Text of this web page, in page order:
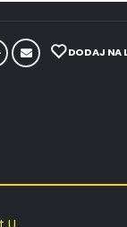
DODAJ NA